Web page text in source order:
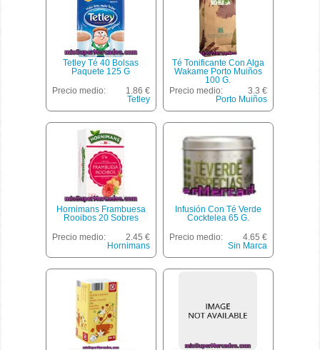
Tetley Té 40 Bolsas
Paquete 125 G
Precio medio:
1.86 €
Tetley
Té Tonificante Con Alga
Wakame Porto Muiños
100 G.
Precio medio:
3.3 €
Porto Muiños
Hornimans Frambuesa
Rooibos 20 Sobres
Precio medio:
2.45 €
Hornimans
Infusión Con Té Verde
Cocktelea 65 G.
Precio medio:
4.65 €
Sin Marca